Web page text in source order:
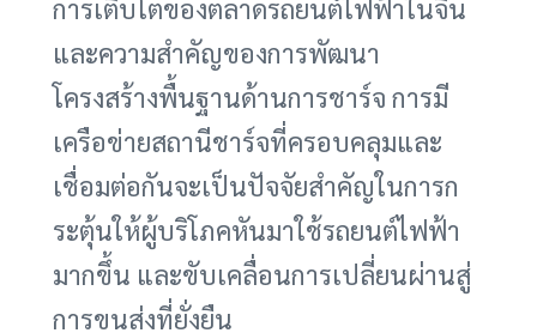
การเติบโตของตลาดรถยนต์ไฟฟ้าในจีน
และความสำคัญของการพัฒนา
โครงสร้างพื้นฐานด้านการชาร์จ การมี
เครือข่ายสถานีชาร์จที่ครอบคลุมและ
เชื่อมต่อกันจะเป็นปัจจัยสำคัญในการก
ระตุ้นให้ผู้บริโภคหันมาใช้รถยนต์ไฟฟ้า
มากขึ้น และขับเคลื่อนการเปลี่ยนผ่านสู่
การขนส่งที่ยั่งยืน